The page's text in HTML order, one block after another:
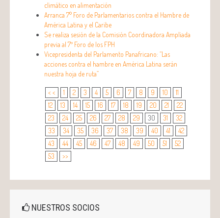
climático en alimentación
Arranca 7° Foro de Parlamentarios contra el Hambre de
América Latina y el Caribe
Se realiza sesión de la Comisión Coordinadora Ampliada
previa al 7º Foro de los FPH
Vicepresidenta del Parlamento Panafricano: “Las
acciones contra el hambre en América Latina serán
nuestra hoja de ruta”
< < 1 2 3 4 5 6 7 8 9 10
11
12
13 14 15 16 17 18 19 20 21
22
23
24 25 26 27 28 29 30 31
32
33
34 35 36 37 38 39 40 41
42
43
44 45 46 47 48 49 50 51
52
53
>>
NUESTROS SOCIOS